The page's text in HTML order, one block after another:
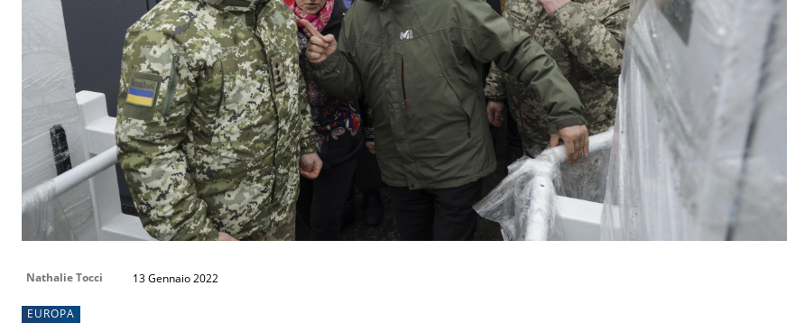
Nathalie Tocci 13 Gennaio 2022
EUROPA